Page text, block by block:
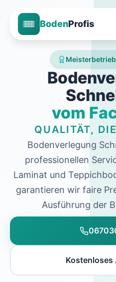
BodenProfis
vom
QUALITÄT,
Bodenverlegung
professionellen
Laminat und
garantieren wir faire
Ausführung der
Kostenloses